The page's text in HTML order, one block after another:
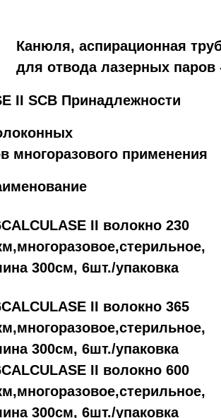
Канюля, аспирационная
для отвода лазерных
II SCB Принадлежности
многоразового применения
II волокно 230
300см, 6шт./упаковка
II волокно 365
300см, 6шт./упаковка
II волокно 600
300см, 6шт./упаковка